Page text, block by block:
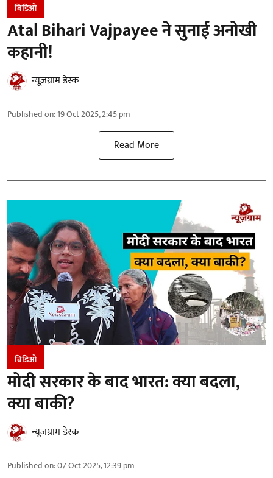
विडिओ
Atal Bihari Vajpayee ने सुनाई अनोखी
कहानी!
न्यूज़ग्राम डेस्क
Published on:19 Oct 2025, 2:45 pm
Read More
विडिओ
मोदी सरकार के बाद भारत: क्या बदला,
क्या बाकी?
न्यूज़ग्राम डेस्क
Published on:07 Oct 2025, 12:39 pm